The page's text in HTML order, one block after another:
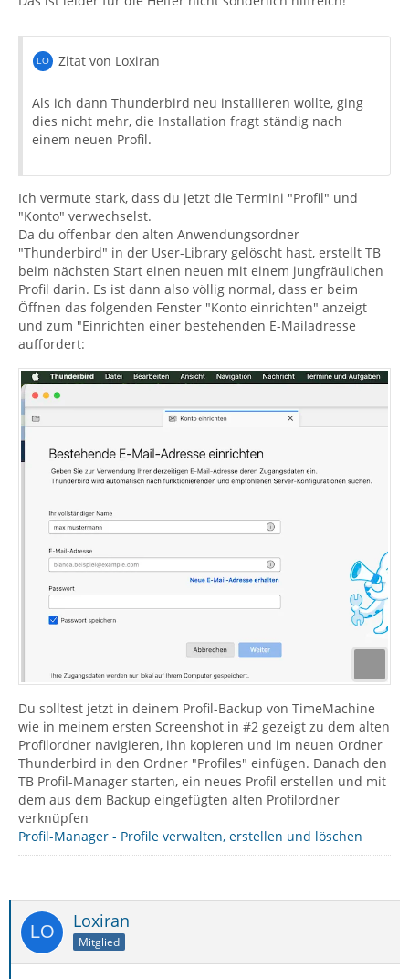
Zitat von Loxiran
Als ich dann Thunderbird neu installieren wollte, ging
dies nicht mehr, die Installation fragt ständig nach
einem neuen Profil.
Ich vermute stark, dass du jetzt die Termini "Profil" und
"Konto" verwechselst.
Da du offenbar den alten Anwendungsordner
"Thunderbird" in der User-Library gelöscht hast, erstellt TB
beim nächsten Start einen neuen mit einem jungfräulichen
Profil darin. Es ist dann also völlig normal, dass er beim
Öffnen das folgenden Fenster "Konto einrichten" anzeigt
und zum "Einrichten einer bestehenden E-Mailadresse
auffordert:
Du solltest jetzt in deinem Profil-Backup von TimeMachine
wie in meinem ersten Screenshot in #2 gezeigt zu dem alten
Profilordner navigieren, ihn kopieren und im neuen Ordner
Thunderbird in den Ordner "Profiles" einfügen. Danach den
TB Profil-Manager starten, ein neues Profil erstellen und mit
dem aus dem Backup eingefügten alten Profilordner
verknüpfen
Profil-Manager - Profile verwalten, erstellen und löschen
Loxiran
Mitglied